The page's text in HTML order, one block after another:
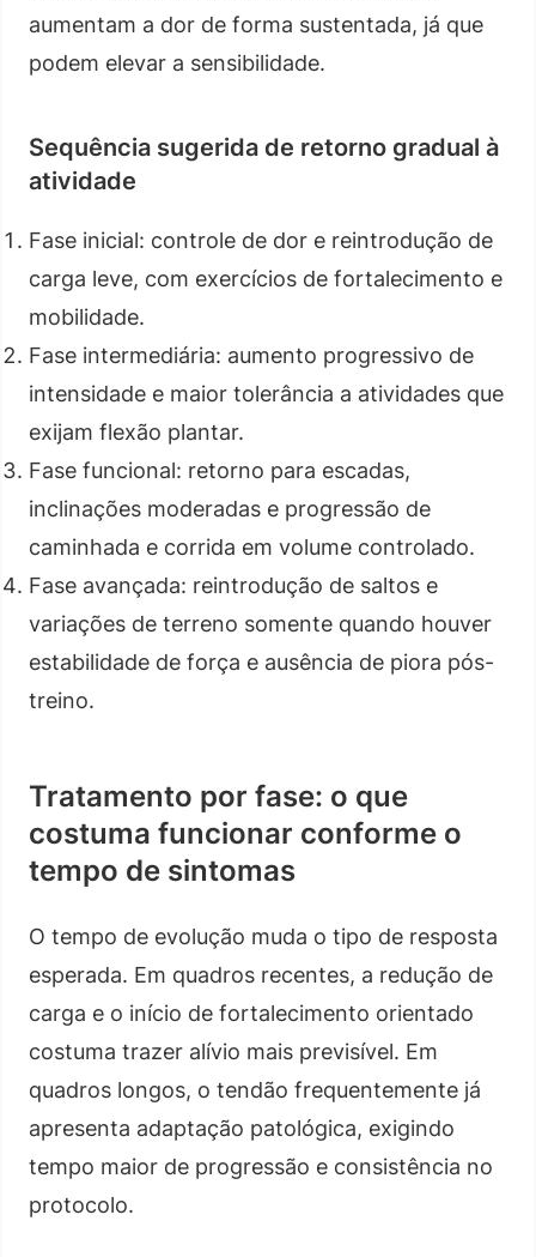
aumentam a dor de forma sustentada, já que
podem elevar a sensibilidade.
Sequência sugerida de retorno gradual à
atividade
Fase inicial: controle de dor e reintrodução de
carga leve, com exercícios de fortalecimento e
mobilidade.
Fase intermediária: aumento progressivo de
intensidade e maior tolerância a atividades que
exijam flexão plantar.
Fase funcional: retorno para escadas,
inclinações moderadas e progressão de
caminhada e corrida em volume controlado.
Fase avançada: reintrodução de saltos e
variações de terreno somente quando houver
estabilidade de força e ausência de piora pós-
treino.
Tratamento por fase: o que
costuma funcionar conforme o
tempo de sintomas
O tempo de evolução muda o tipo de resposta
esperada. Em quadros recentes, a redução de
carga e o início de fortalecimento orientado
costuma trazer alívio mais previsível. Em
quadros longos, o tendão frequentemente já
apresenta adaptação patológica, exigindo
tempo maior de progressão e consistência no
protocolo.